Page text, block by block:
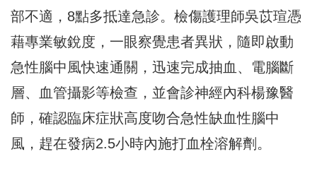
部不適，8點多抵達急診。檢傷護理師吳苡瑄憑
藉專業敏銳度，一眼察覺患者異狀，隨即啟動
急性腦中風快速通關，迅速完成抽血、電腦斷
層、血管攝影等檢查，並會診神經內科楊豫醫
師，確認臨床症狀高度吻合急性缺血性腦中
風，趕在發病2.5小時內施打血栓溶解劑。